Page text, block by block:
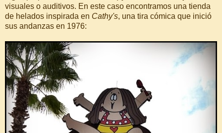
visuales o auditivos. En este caso encontramos una tienda
de helados inspirada en Cathy's, una tira cómica que inició
sus andanzas en 1976: